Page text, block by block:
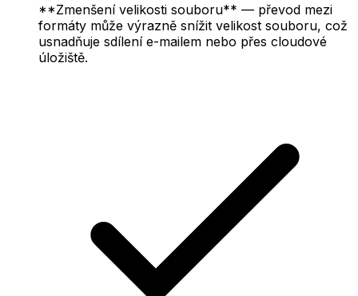
**Zmenšení velikosti souboru** — převod mezi
formáty může výrazně snížit velikost souboru, což
usnadňuje sdílení e-mailem nebo přes cloudové
úložiště.